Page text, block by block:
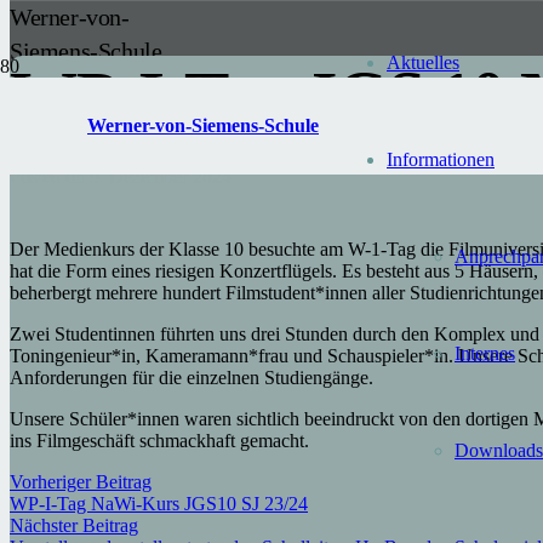
Werner-von-Siemens-Schule
Aktuelles
Informationen
Internes
Downloads
WP-I-Tag JGS 10
Posted on9. Dezember 2024
Der Medienkurs der Klasse 10 besuchte am W-1-Tag die
hat die Form eines riesigen Konzertflügels. Es besteht aus 5
beherbergt mehrere hundert Filmstudent*innen aller
Zwei Studentinnen führten uns drei Stunden durch den Komplex
Toningenieur*in, Kameramann*frau und Schauspieler*in. Unsere
Anforderungen für die einzelnen Studiengänge.
Unsere Schüler*innen waren sichtlich beeindruckt von den
ins Filmgeschäft schmackhaft gemacht.
Vorheriger Beitrag
WP-I-Tag NaWi-Kurs JGS10 SJ 23/24
Nächster Beitrag
Werner-von-
Siemens-Schule
Gransee
Unsere Schule ist in
Neueste
Beiträge
Aktueller
Verkürzter
Unterricht
aufgrund der